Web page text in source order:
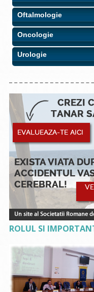
Oftalmologie
Oncologie
Urologie
ROLUL SI